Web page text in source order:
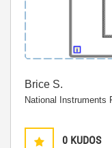
Brice S.
National Instruments
0 KUDOS